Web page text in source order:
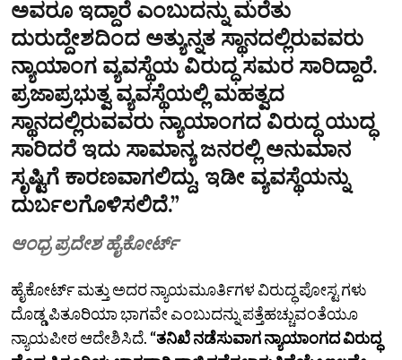
ಅವರೂ ಇದ್ದಾರೆ ಎಂಬುದನ್ನು ಮರೆತು
ದುರುದ್ದೇಶದಿಂದ ಅತ್ಯುನ್ನತ ಸ್ಥಾನದಲ್ಲಿರುವವರು
ನ್ಯಾಯಾಂಗ ವ್ಯವಸ್ಥೆಯ ವಿರುದ್ಧ ಸಮರ ಸಾರಿದ್ದಾರೆ.
ಪ್ರಜಾಪ್ರಭುತ್ವ ವ್ಯವಸ್ಥೆಯಲ್ಲಿ ಮಹತ್ವದ
ಸ್ಥಾನದಲ್ಲಿರುವವರು ನ್ಯಾಯಾಂಗದ ವಿರುದ್ಧ ಯುದ್ಧ
ಸಾರಿದರೆ ಇದು ಸಾಮಾನ್ಯ ಜನರಲ್ಲಿ ಅನುಮಾನ
ಸೃಷ್ಟಿಗೆ ಕಾರಣವಾಗಲಿದ್ದು, ಇಡೀ ವ್ಯವಸ್ಥೆಯನ್ನು
ದುರ್ಬಲಗೊಳಿಸಲಿದೆ.”
ಆಂಧ್ರ ಪ್ರದೇಶ ಹೈಕೋರ್ಟ್
ಹೈಕೋರ್ಟ್ ಮತ್ತು ಅದರ ನ್ಯಾಯಮೂರ್ತಿಗಳ ವಿರುದ್ಧ ಪೋಸ್ಟ ಗಳು
ದೊಡ್ಡ ಪಿತೂರಿಯಾ ಭಾಗವೇ ಎಂಬುದನ್ನು ಪತ್ತೆಹಚ್ಚುವಂತೆಯೂ
ನ್ಯಾಯಪೀಠ ಆದೇಶಿಸಿದೆ. “ತನಿಖೆ ನಡೆಸುವಾಗ ನ್ಯಾಯಾಂಗದ ವಿರುದ್ಧ